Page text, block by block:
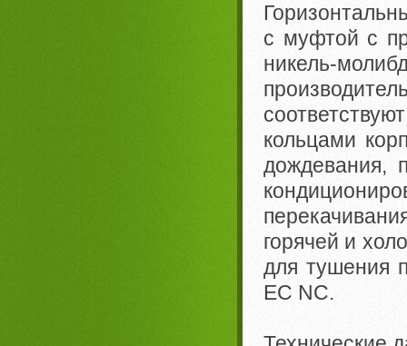
с муфтой с
никель-
кольцами
дождевания,
горячей и
для тушения
EC NC.